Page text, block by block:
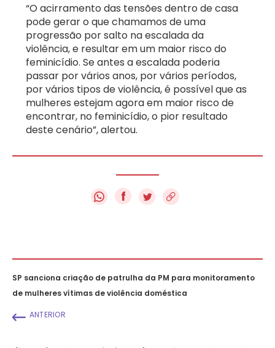
“O acirramento das tensões dentro de casa
pode gerar o que chamamos de uma
progressão por salto na escalada da
violência, e resultar em um maior risco do
feminicídio. Se antes a escalada poderia
passar por vários anos, por vários períodos,
por vários tipos de violência, é possível que as
mulheres estejam agora em maior risco de
encontrar, no feminicídio, o pior resultado
deste cenário”, alertou.
f
SP sanciona criação de patrulha da PM para monitoramento
de mulheres vítimas de violência doméstica
ANTERIOR